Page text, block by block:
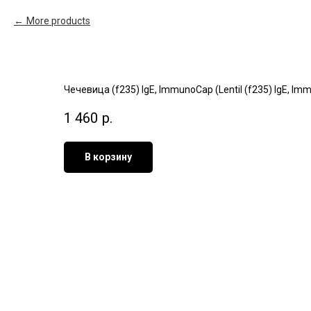
More products
Чечевица (f235) IgE, ImmunoCap (Lentil (f235) IgE,
1 460 р.
В корзину